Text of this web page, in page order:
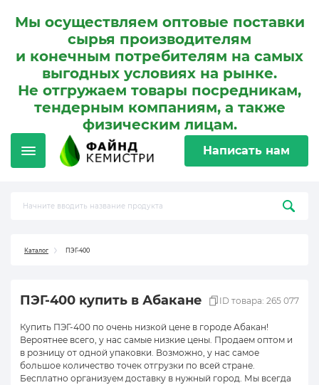
Мы осуществляем оптовые поставки
сырья производителям
и конечным потребителям на самых
выгодных условиях на рынке.
Не отгружаем товары посредникам,
тендерным компаниям, а также
физическим лицам.
Написать нам
Каталог ПЭГ-400
ПЭГ-400 купить в Абакане ID товара: 265 077
Купить ПЭГ-400 по очень низкой цене в городе Абакан!
Вероятнее всего, у нас самые низкие цены. Продаем оптом и
в розницу от одной упаковки. Возможно, у нас самое
большое количество точек отгрузки по всей стране.
Бесплатно организуем доставку в нужный город. Мы всегда